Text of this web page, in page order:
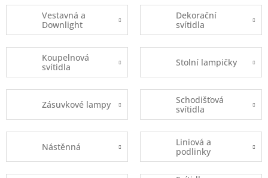
Vestavná a
Downlight
Dekorační
svítidla
Koupelnová
svítidla
Stolní lampičky
Zásuvkové lampy
Schodišťová
svítidla
Nástěnná
Liniová a
podlinky